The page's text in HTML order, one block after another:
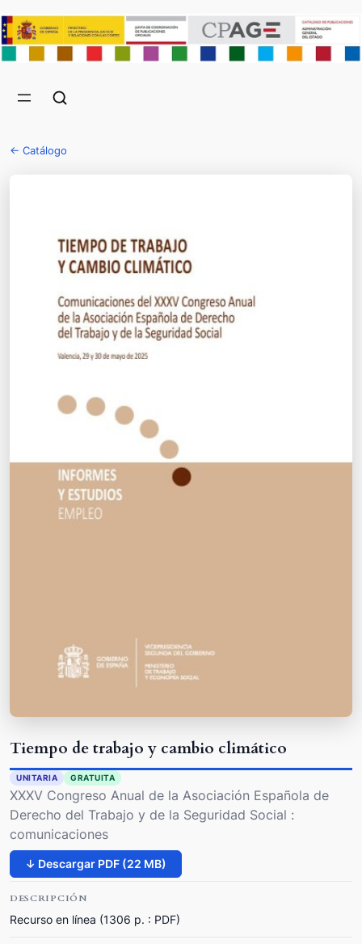
← Catálogo
Tiempo de trabajo y cambio climático
UNITARIA GRATUITA
XXXV Congreso Anual de la Asociación Española de
Derecho del Trabajo y de la Seguridad Social :
comunicaciones
↓ Descargar PDF (22 MB)
DESCRIPCIÓN
Recurso en línea (1306 p. : PDF)